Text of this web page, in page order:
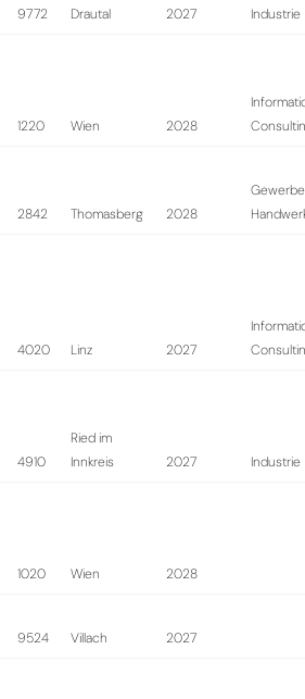
9772
Drautal
2027 Industrie
1220 Wien 2028
2842 Thomasberg 2028
4020 Linz 2027
4910
Ried im
Innkreis
2027 Industrie
1020 Wien 2028
9524 Villach 2027